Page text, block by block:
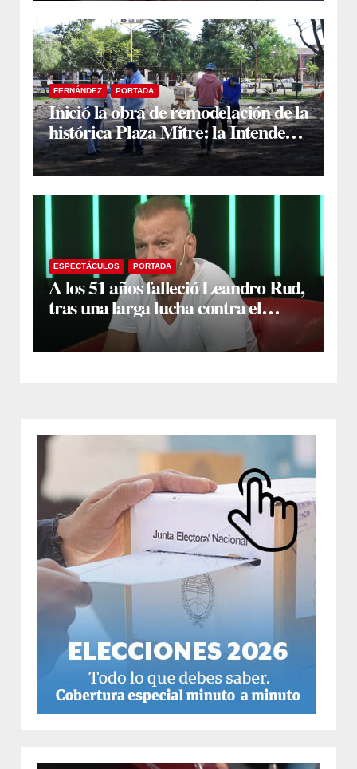
FERNÁNDEZ PORTADA
Inició la obra de remodelación de la
histórica Plaza Mitre: la Intendente
Yanina Iturre supervisó los
primeros trabajos
ESPECTÁCULOS PORTADA
A los 51 años falleció Leandro Rud,
tras una larga lucha contra el